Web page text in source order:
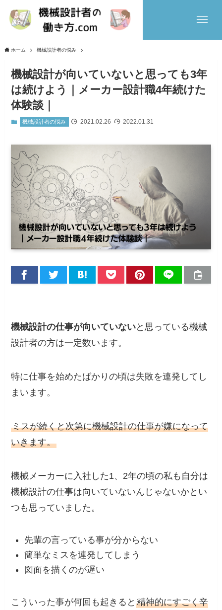
ホーム 機械設計者の悩み
機械設計が向いていないと思っても3年
は続けよう｜メーカー設計職4年続けた
体験談｜
機械設計者の悩み 2021.02.26 2022.01.31
機械設計の仕事が向いていないと思っている機械
設計者の方は一定数います。
特に仕事を始めたばかりの頃は失敗を連発してし
まいます。
ミスが続くと次第に機械設計の仕事が嫌になって
いきます。
機械メーカーに入社した1、2年の頃の私も自分は
機械設計の仕事は向いていないんじゃないかとい
つも思っていました。
先輩の言っている事が分からない
簡単なミスを連発してしまう
図面を描くのが遅い
こういった事が何回も起きると精神的にすごく辛